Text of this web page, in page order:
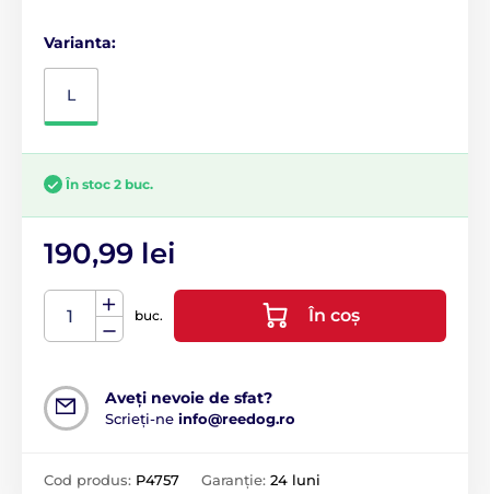
Varianta:
L
În stoc 2 buc.
190,99 lei
buc. În coș
Aveți nevoie de sfat?
Scrieți-ne info@reedog.ro
Cod produs: P4757 Garanție: 24 luni